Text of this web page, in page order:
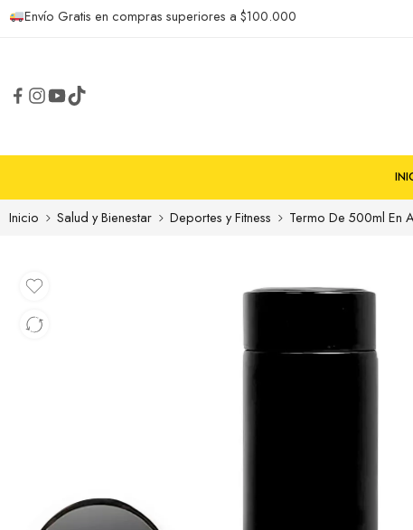
Envío Gratis en compras superiores a $100.000
Inicio Salud y Bienestar Deportes y Fitness Termo De 500ml En